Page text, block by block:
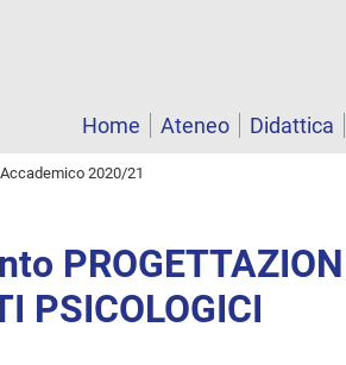
Home
Ateneo Didattica
2020/21
PSICOLOGICI